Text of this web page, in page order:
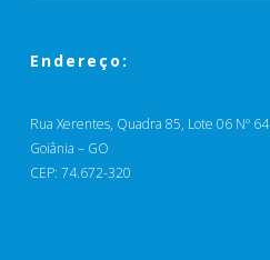
Endereço:
Rua Xerentes, Quadra 85, Lote 06 Nº 64
Goiânia – GO
CEP: 74.672-320